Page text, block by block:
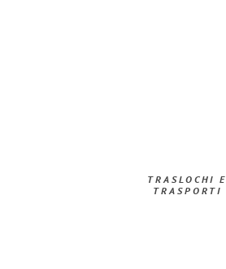
TRASLOCHI E
TRASPORTI​